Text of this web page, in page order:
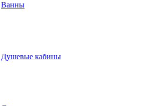
Ванны
Душевые кабины